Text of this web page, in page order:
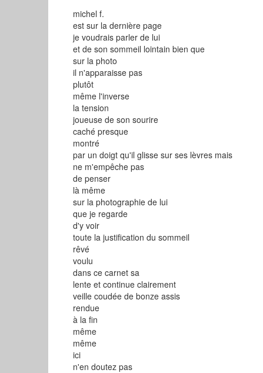
michel f.
est sur la dernière page
je voudrais parler de lui
et de son sommeil lointain bien que
sur la photo
il n'apparaisse pas
plutôt
même l'inverse
la tension
joueuse de son sourire
caché presque
montré
par un doigt qu'il glisse sur ses lèvres mais
ne m'empêche pas
de penser
là même
sur la photographie de lui
que je regarde
d'y voir
toute la justification du sommeil
rêvé
voulu
dans ce carnet sa
lente et continue clairement
veille coudée de bonze assis
rendue
à la fin
même
même
ici
n'en doutez pas